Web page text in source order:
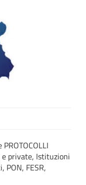
e private, Istituzioni
PON, FESR,